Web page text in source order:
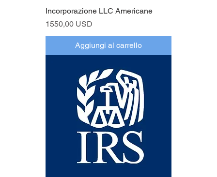
Incorporazione LLC Americane
Prezzo
1550,00 USD
Aggiungi al carrello